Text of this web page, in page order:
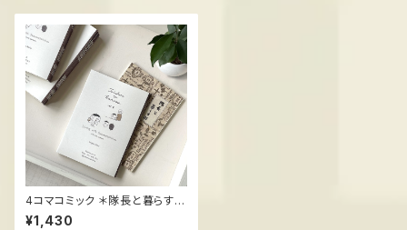
4コマコミック ＊隊長と暮らす v
ol.4 ススメ隊長
¥1,430